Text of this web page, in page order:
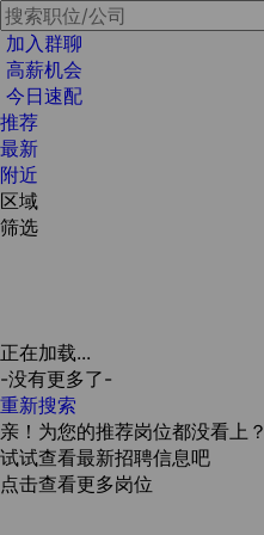
加入群聊
高薪机会
今日速配
推荐
最新
附近
区域
筛选
正在加载...
-没有更多了-
重新搜索
亲！为您的推荐岗位都没看上？
试试查看最新招聘信息吧
点击查看更多岗位